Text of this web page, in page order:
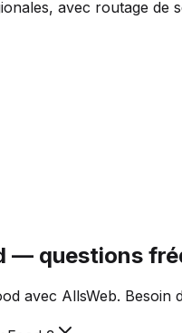
avec routage de
— questions
avec AllsWeb. Besoin